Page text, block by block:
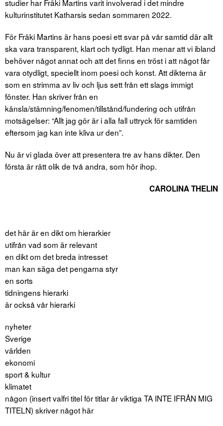
studier har Fräki Martins varit involverad i det mindre
kulturinstitutet Katharsis sedan sommaren 2022.
För Fräki Martins är hans poesi ett svar på vår samtid där allt
ska vara transparent, klart och tydligt. Han menar att vi ibland
behöver något annat och att det finns en tröst i att något får
vara otydligt, speciellt inom poesi och konst. Att dikterna är
som en strimma av liv och ljus sett från ett slags immigt
fönster. Han skriver från en
känsla/stämning/fenomen/tillstånd/fundering och utifrån
motsägelser: “Allt jag gör är i alla fall uttryck för samtiden
eftersom jag kan inte kliva ur den”.
Nu är vi glada över att presentera tre av hans dikter. Den
första är rätt olik de två andra, som hör ihop.
CAROLINA THELIN
det här är en dikt om hierarkier
utifrån vad som är relevant
en dikt om det breda intresset
man kan säga det pengarna styr
en sorts
tidningens hierarki
är också vår hierarki
nyheter
Sverige
världen
ekonomi
sport & kultur
klimatet
någon (insert valfri titel för titlar är viktiga TA INTE IFRÅN MIG
TITELN) skriver något här